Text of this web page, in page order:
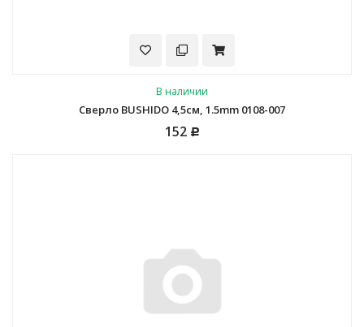
В наличии
Сверло BUSHIDO 4,5см, 1.5mm 0108-007
152 Р